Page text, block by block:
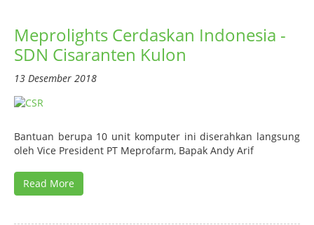
Meprolights Cerdaskan Indonesia -
SDN Cisaranten Kulon
13 Desember 2018
Bantuan berupa 10 unit komputer ini diserahkan langsung
oleh Vice President PT Meprofarm, Bapak Andy Arif
Read More